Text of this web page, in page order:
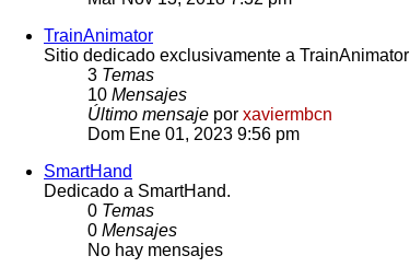
TrainAnimator
Sitio dedicado exclusivamente a TrainAnimator
3 Temas
10 Mensajes
Último mensaje por xaviermbcn
Dom Ene 01, 2023 9:56 pm
SmartHand
Dedicado a SmartHand.
0 Temas
0 Mensajes
No hay mensajes